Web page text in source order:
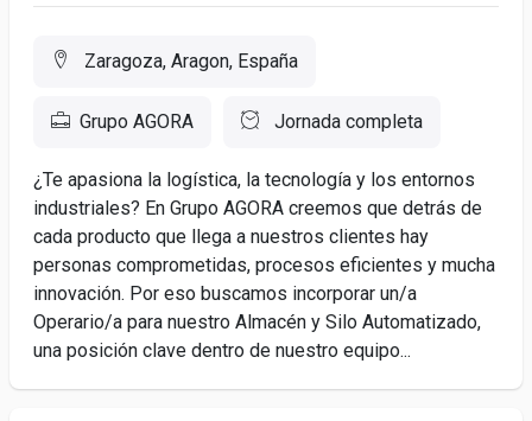
Zaragoza, Aragon, España
Grupo AGORA Jornada completa
¿Te apasiona la logística, la tecnología y los entornos
industriales? En Grupo AGORA creemos que detrás de
cada producto que llega a nuestros clientes hay
personas comprometidas, procesos eficientes y mucha
innovación. Por eso buscamos incorporar un/a
Operario/a para nuestro Almacén y Silo Automatizado,
una posición clave dentro de nuestro equipo...